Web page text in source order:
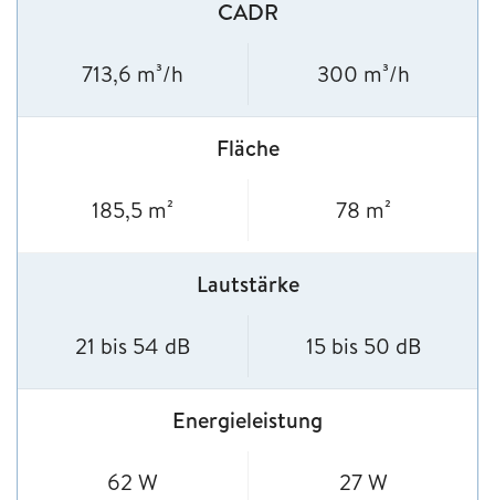
CADR
713,6 m³/h 300 m³/h
Fläche
185,5 m² 78 m²
Lautstärke
21 bis 54 dB 15 bis 50 dB
Energieleistung
62 W 27 W